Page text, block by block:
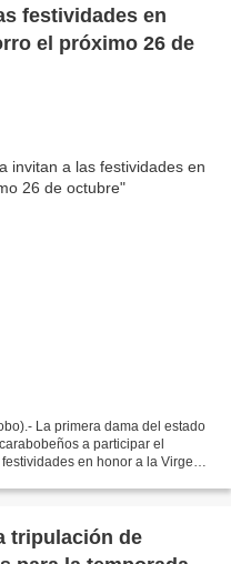
festividades en
el próximo 26 de
La primera dama del estado
a participar el
en honor a la Virgen
tripulación de